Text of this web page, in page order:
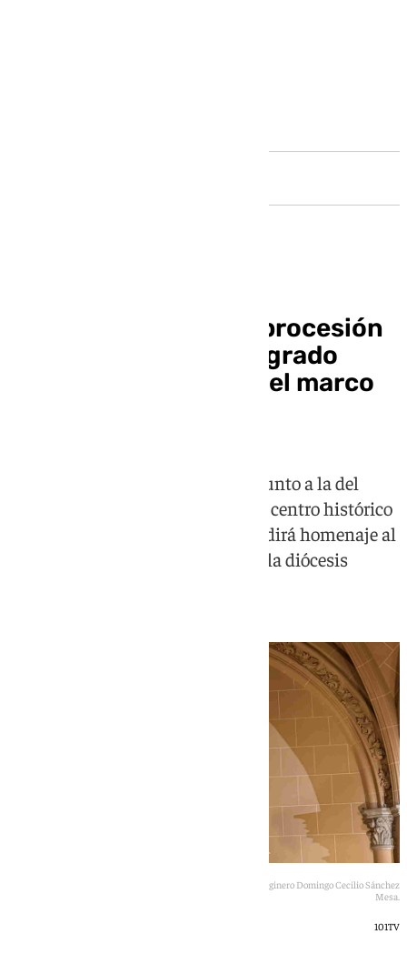
Málaga acogerá una procesión
extraordinaria del Sagrado
Corazón de Jesús en el marco
La imagen del Sagrado Corazón, junto a la del
beato Tiburcio Arnaiz, recorrerá el centro histórico
de la ciudad en un desfile que rendirá homenaje al
jesuita que impulsó este culto en la diócesis
La imagen del Sagrado Corazón fue tallada en 1948 por el imaginero Domingo Cecilio Sánchez
Mesa.
101TV